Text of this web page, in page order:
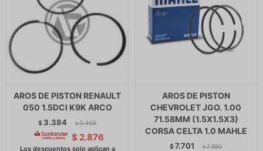
AROS DE PISTON RENAULT
050 1.5DCI K9K ARCO
$ 3.384 $ 3.468
$ 2.876
AROS DE PISTON
CHEVROLET JGO. 1.00
71.58MM (1.5X1.5X3)
CORSA CELTA 1.0 MAHLE
$7.701 $ 7.890